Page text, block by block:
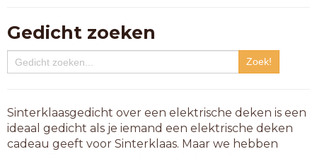
Gedicht zoeken
Sinterklaasgedicht over een elektrische deken is een
ideaal gedicht als je iemand een elektrische deken
cadeau geeft voor Sinterklaas. Maar we hebben